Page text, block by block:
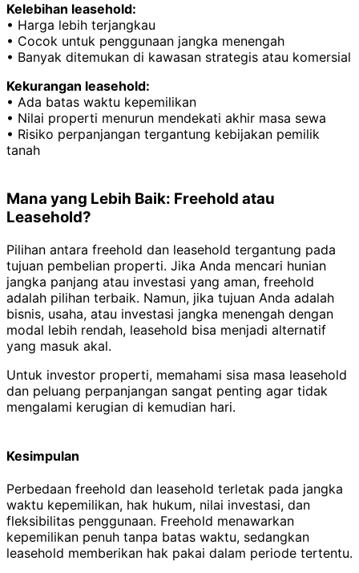
Kelebihan leasehold:
• Harga lebih terjangkau
• Cocok untuk penggunaan jangka menengah
• Banyak ditemukan di kawasan strategis atau komersial
Kekurangan leasehold:
• Ada batas waktu kepemilikan
• Nilai properti menurun mendekati akhir masa sewa
• Risiko perpanjangan tergantung kebijakan pemilik
tanah
Mana yang Lebih Baik: Freehold atau
Leasehold?
Pilihan antara freehold dan leasehold tergantung pada
tujuan pembelian properti. Jika Anda mencari hunian
jangka panjang atau investasi yang aman, freehold
adalah pilihan terbaik. Namun, jika tujuan Anda adalah
bisnis, usaha, atau investasi jangka menengah dengan
modal lebih rendah, leasehold bisa menjadi alternatif
yang masuk akal.
Untuk investor properti, memahami sisa masa leasehold
dan peluang perpanjangan sangat penting agar tidak
mengalami kerugian di kemudian hari.
Kesimpulan
Perbedaan freehold dan leasehold terletak pada jangka
waktu kepemilikan, hak hukum, nilai investasi, dan
fleksibilitas penggunaan. Freehold menawarkan
kepemilikan penuh tanpa batas waktu, sedangkan
leasehold memberikan hak pakai dalam periode tertentu.